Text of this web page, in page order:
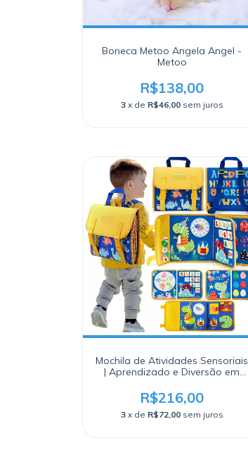
Boneca Metoo Angela Angel -
Metoo
R$138,00
3 x de R$46,00 sem juros
Mochila de Atividades Sensoriais
| Aprendizado e Diversão em
R$216,00
3 x de R$72,00 sem juros